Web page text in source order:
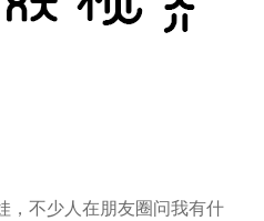
不少人在朋友圈问我有什